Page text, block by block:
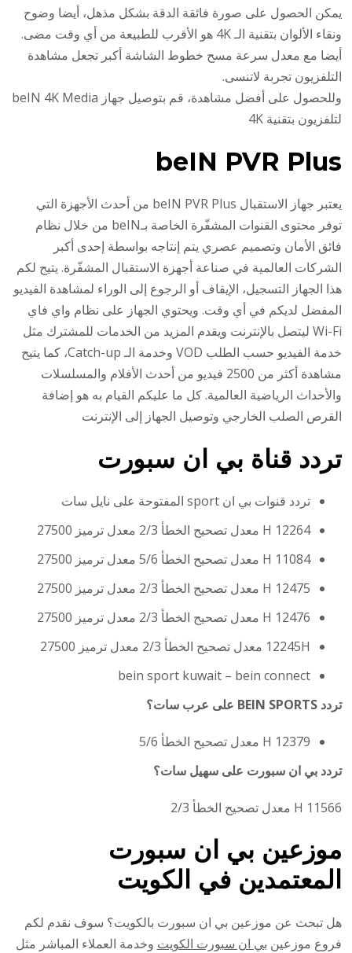
يمكن الحصول على صورة فائقة الدقة بشكل مذهل، أيضا وضوح
ونقاء الألوان بتقنية الـ 4K هو الأقرب للطبيعة من أي وقت مضى.
أيضا مع معدل سرعة مسح خطوط الشاشة أكبر تجعل مشاهدة
التلفزيون تجربة لاتنسى.
وللحصول على أفضل مشاهدة، قم بتوصيل جهاز beIN 4K Media
لتلفزيون بتقنية 4K
beIN PVR Plus
يعتبر جهاز الاستقبال beIN PVR Plus من أحدث الأجهزة التي
توفر محتوى القنوات المشفّرة الخاصة بـbeIN من خلال نظام
فائق الأمان وتصميم عصري يتم إنتاجه بواسطة إحدى أكبر
الشركات العالمية في صناعة أجهزة الاستقبال المشفّرة. يتيح لكم
هذا الجهاز التسجيل، الإيقاف أو الرجوع إلى الوراء لمشاهدة الفيديو
المفضل لديكم في أي وقت. ويحتوي الجهاز على نظام واي فاي
Wi-Fi ليتصل بالإنترنت ويقدم المزيد من الخدمات للمشترك مثل
خدمة الفيديو حسب الطلب VOD وخدمة الـ Catch-up، كما يتيح
مشاهدة أكثر من 2500 فيديو من أحدث الأفلام والمسلسلات
والأحداث الرياضية العالمية. كل ما عليكم القيام به هو إضافة
القرص الصلب الخارجي وتوصيل الجهاز إلى الإنترنت
تردد قناة بي ان سبورت
تردد قنوات بي ان sport المفتوحة على نايل سات
12264 H معدل تصحيح الخطأ 2/3 معدل ترميز 27500
11084 H معدل تصحيح الخطأ 5/6 معدل ترميز 27500
12475 H معدل تصحيح الخطأ 2/3 معدل ترميز 27500
12476 H معدل تصحيح الخطأ 2/3 معدل ترميز 27500
12245H معدل تصحيح الخطأ 2/3 معدل ترميز 27500
bein sport kuwait – bein connect
تردد BEIN SPORTS على عرب سات؟
12379 H معدل تصحيح الخطأ 5/6
تردد بي ان سبورت على سهيل سات؟
11566 H معدل تصحيح الخطأ 2/3
موزعين بي ان سبورت
المعتمدين في الكويت
هل تبحث عن موزعين بي ان سبورت بالكويت؟ سوف نقدم لكم
فروع موزعين بي ان سبورت الكويت وخدمة العملاء المباشر مثل